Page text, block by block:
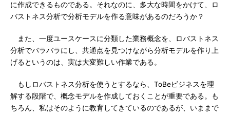
に作成できるものである。それなのに、多大な時間をかけて、ロ
バストネス分析で分析モデルを作る意味があるのだろうか？
また、一度ユースケースに分類した業務概念を、ロバストネス
分析でバラバラにし、共通点を見つけながら分析モデルを作り上
げるというのは、実は大変難しい作業である。
もしロバストネス分析を使うとするなら、ToBeビジネスを理
解する段階で、概念モデルを作成しておくことが重要である。も
ちろん、私はそのように教育してきているのであるが、いままで